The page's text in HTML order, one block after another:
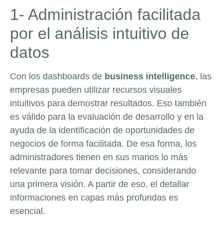
1- Administración facilitada
por el análisis intuitivo de
datos
Con los dashboards de business intelligence, las
empresas pueden utilizar recursos visuales
intuitivos para demostrar resultados. Eso también
es válido para la evaluación de desarrollo y en la
ayuda de la identificación de oportunidades de
negocios de forma facilitada. De esa forma, los
administradores tienen en sus manos lo más
relevante para tomar decisiones, considerando
una primera visión. A partir de eso, el detallar
informaciones en capas más profundas es
esencial.